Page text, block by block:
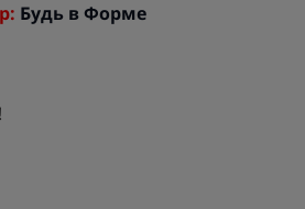
Будь в Форме